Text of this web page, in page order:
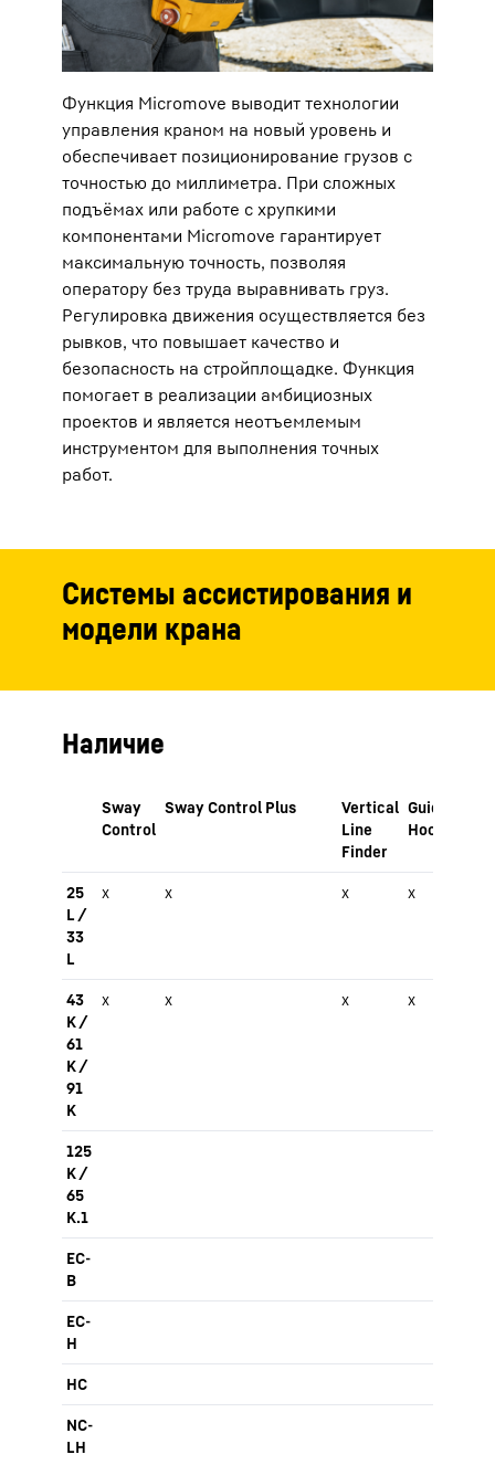
Функция Micromove выводит технологии
управления краном на новый уровень и
обеспечивает позиционирование грузов с
точностью до миллиметра. При сложных
подъёмах или работе с хрупкими
компонентами Micromove гарантирует
максимальную точность, позволяя
оператору без труда выравнивать груз.
Регулировка движения осуществляется без
рывков, что повышает качество и
безопасность на стройплощадке. Функция
помогает в реализации амбициозных
проектов и является неотъемлемым
инструментом для выполнения точных
работ.
Системы ассистирования и
модели крана
Наличие
Sway
Control
Sway Control Plus
Vertical
Line
Finder
Guided
Hook
25
L /
33
L
x x x x
43
K /
61
K /
91
K
x x x x
125
K /
65
K.1
EC-
B
EC-
H
HC
NC-
LH